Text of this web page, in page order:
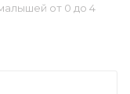
от 0 до 4